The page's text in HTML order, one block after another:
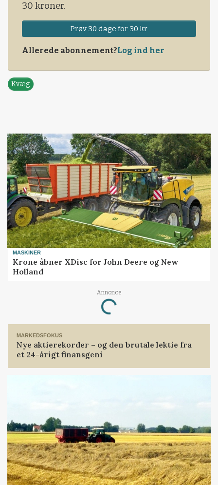
30 kroner.
Prøv 30 dage for 30 kr
Allerede abonnement?Log ind her
Kvæg
MASKINER
Krone åbner XDisc for John Deere og New
Holland
Annonce
Loading...
MARKEDSFOKUS
Nye aktierekorder – og den brutale lektie fra
et 24-årigt finansgeni